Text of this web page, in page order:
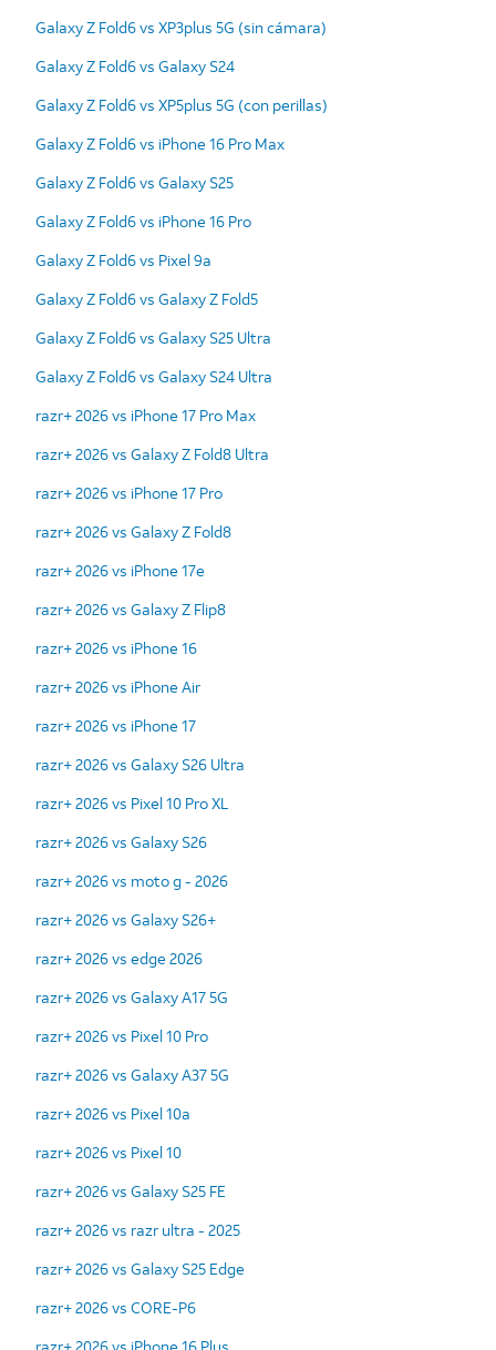
Galaxy Z Fold6 vs XP3plus 5G (sin cámara)
Galaxy Z Fold6 vs Galaxy S24
Galaxy Z Fold6 vs XP5plus 5G (con perillas)
Galaxy Z Fold6 vs iPhone 16 Pro Max
Galaxy Z Fold6 vs Galaxy S25
Galaxy Z Fold6 vs iPhone 16 Pro
Galaxy Z Fold6 vs Pixel 9a
Galaxy Z Fold6 vs Galaxy Z Fold5
Galaxy Z Fold6 vs Galaxy S25 Ultra
Galaxy Z Fold6 vs Galaxy S24 Ultra
razr+ 2026 vs iPhone 17 Pro Max
razr+ 2026 vs Galaxy Z Fold8 Ultra
razr+ 2026 vs iPhone 17 Pro
razr+ 2026 vs Galaxy Z Fold8
razr+ 2026 vs iPhone 17e
razr+ 2026 vs Galaxy Z Flip8
razr+ 2026 vs iPhone 16
razr+ 2026 vs iPhone Air
razr+ 2026 vs iPhone 17
razr+ 2026 vs Galaxy S26 Ultra
razr+ 2026 vs Pixel 10 Pro XL
razr+ 2026 vs Galaxy S26
razr+ 2026 vs moto g - 2026
razr+ 2026 vs Galaxy S26+
razr+ 2026 vs edge 2026
razr+ 2026 vs Galaxy A17 5G
razr+ 2026 vs Pixel 10 Pro
razr+ 2026 vs Galaxy A37 5G
razr+ 2026 vs Pixel 10a
razr+ 2026 vs Pixel 10
razr+ 2026 vs Galaxy S25 FE
razr+ 2026 vs razr ultra - 2025
razr+ 2026 vs Galaxy S25 Edge
razr+ 2026 vs CORE-P6
razr+ 2026 vs iPhone 16 Plus